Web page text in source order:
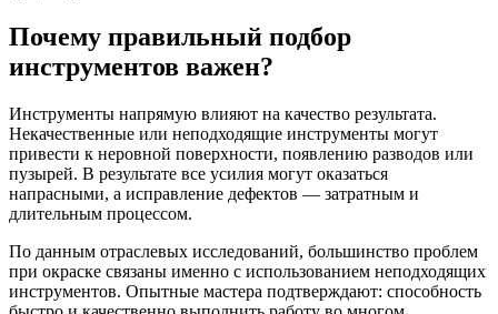
Почему правильный подбор
инструментов важен?
Инструменты напрямую влияют на качество результата.
Некачественные или неподходящие инструменты могут
привести к неровной поверхности, появлению разводов или
пузырей. В результате все усилия могут оказаться
напрасными, а исправление дефектов — затратным и
длительным процессом.
По данным отраслевых исследований, большинство проблем
при окраске связаны именно с использованием неподходящих
инструментов. Опытные мастера подтверждают: способность